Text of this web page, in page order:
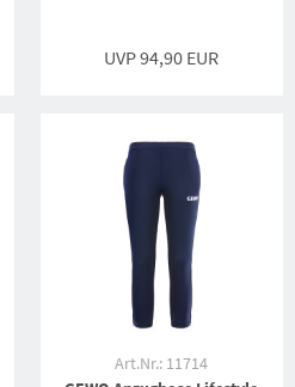
UVP 94,90 EUR
Art.Nr.: 11714